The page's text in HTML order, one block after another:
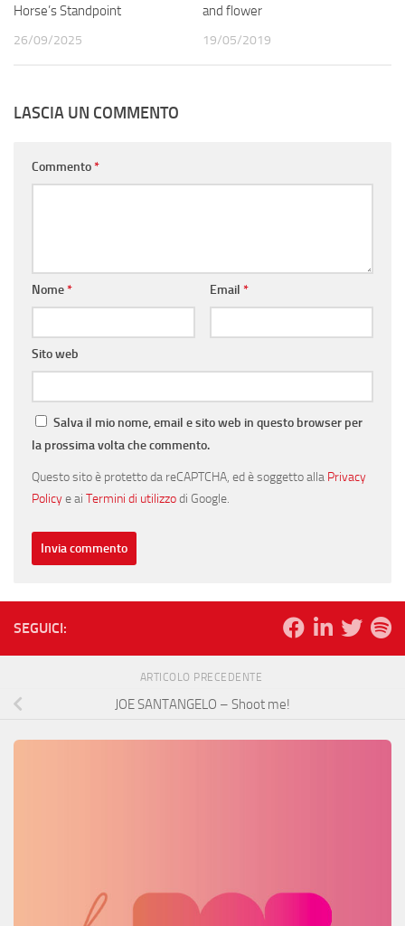
Horse’s Standpoint
26/09/2025
and flower
19/05/2019
LASCIA UN COMMENTO
Commento*
Nome* Email *
Sito web
Salva il mio nome, email e sito web in questo browser per
la prossima volta che commento.
Questo sito è protetto da reCAPTCHA, ed è soggetto alla Privacy
Policye ai Termini di utilizzodi Google.
SEGUICI:
ARTICOLO PRECEDENTE
JOE SANTANGELO – Shoot me!